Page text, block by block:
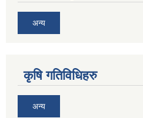
अन्य
कृषि गतिविधिहरु
अन्य